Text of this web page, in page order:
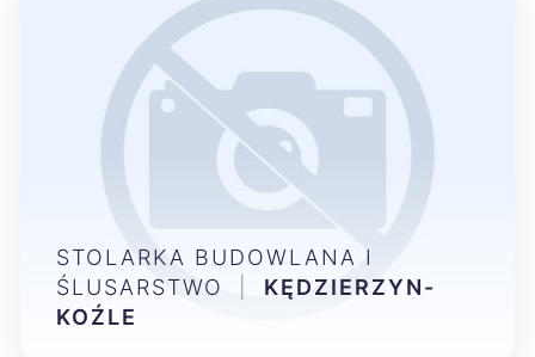
STOLARKA BUDOWLANA I
ŚLUSARSTWO
KĘDZIERZYN-
KOŹLE